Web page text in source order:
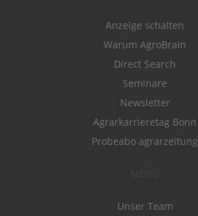
Anzeige schalten
Warum AgroBrain
Direct Search
Seminare
Newsletter
Agrarkarrieretag Bonn
Probeabo agrarzeitung
Unser Team